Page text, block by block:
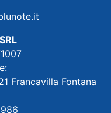
Francavilla Fontana